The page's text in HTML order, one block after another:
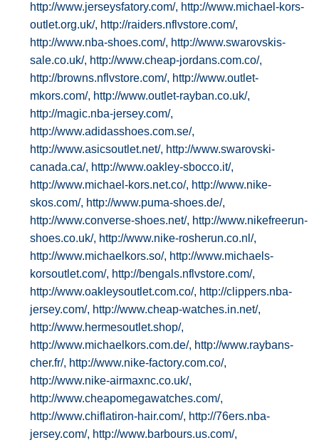
http://www.jerseysfatory.com/, http://www.michael-kors-
outlet.org.uk/, http://raiders.nflvstore.com/,
http://www.nba-shoes.com/, http://www.swarovskis-
sale.co.uk/, http://www.cheap-jordans.com.co/,
http://browns.nflvstore.com/, http://www.outlet-
mkors.com/, http://www.outlet-rayban.co.uk/,
http://magic.nba-jersey.com/,
http://www.adidasshoes.com.se/,
http://www.asicsoutlet.net/, http://www.swarovski-
canada.ca/, http://www.oakley-sbocco.it/,
http://www.michael-kors.net.co/, http://www.nike-
skos.com/, http://www.puma-shoes.de/,
http://www.converse-shoes.net/, http://www.nikefreerun-
shoes.co.uk/, http://www.nike-rosherun.co.nl/,
http://www.michaelkors.so/, http://www.michaels-
korsoutlet.com/, http://bengals.nflvstore.com/,
http://www.oakleysoutlet.com.co/, http://clippers.nba-
jersey.com/, http://www.cheap-watches.in.net/,
http://www.hermesoutlet.shop/,
http://www.michaelkors.com.de/, http://www.raybans-
cher.fr/, http://www.nike-factory.com.co/,
http://www.nike-airmaxnc.co.uk/,
http://www.cheapomegawatches.com/,
http://www.chiflatiron-hair.com/, http://76ers.nba-
jersey.com/, http://www.barbours.us.com/,